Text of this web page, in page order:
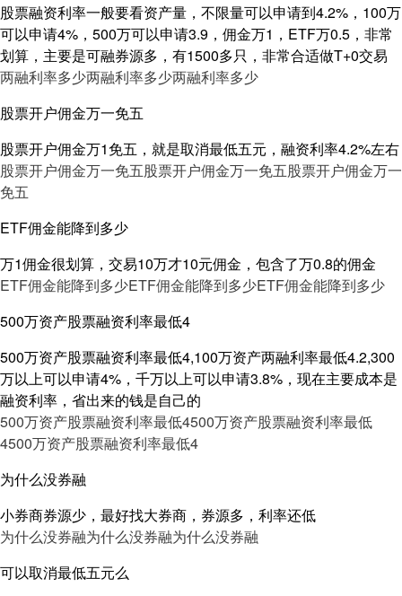
股票融资利率一般要看资产量，不限量可以申请到4.2%，100万
可以申请4%，500万可以申请3.9，佣金万1，ETF万0.5，非常
划算，主要是可融券源多，有1500多只，非常合适做T+0交易
两融利率多少两融利率多少两融利率多少
股票开户佣金万一免五
股票开户佣金万1免五，就是取消最低五元，融资利率4.2%左右
股票开户佣金万一免五股票开户佣金万一免五股票开户佣金万一
免五
ETF佣金能降到多少
万1佣金很划算，交易10万才10元佣金，包含了万0.8的佣金
ETF佣金能降到多少ETF佣金能降到多少ETF佣金能降到多少
500万资产股票融资利率最低4
500万资产股票融资利率最低4,100万资产两融利率最低4.2,300
万以上可以申请4%，千万以上可以申请3.8%，现在主要成本是
融资利率，省出来的钱是自己的
500万资产股票融资利率最低4500万资产股票融资利率最低
4500万资产股票融资利率最低4
为什么没券融
小券商券源少，最好找大券商，券源多，利率还低
为什么没券融为什么没券融为什么没券融
可以取消最低五元么